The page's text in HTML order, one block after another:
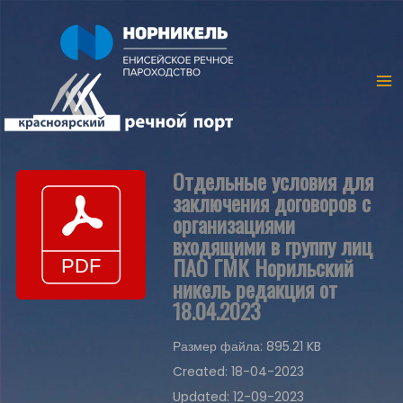
Отдельные условия для
заключения договоров с
организациями
входящими в группу лиц
ПАО ГМК Норильский
никель редакция от
18.04.2023
Размер файла: 895.21 KB
Created: 18-04-2023
Updated: 12-09-2023